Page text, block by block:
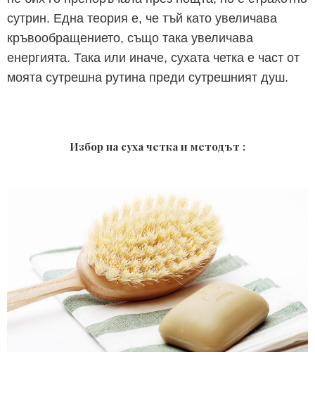
сутрин. Една теория е, че тъй като увеличава
кръвообращението, също така увеличава
енергията. Така или иначе, сухата четка е част от
моята сутрешна рутина преди сутрешният душ.
Избор на суха четка и методът :